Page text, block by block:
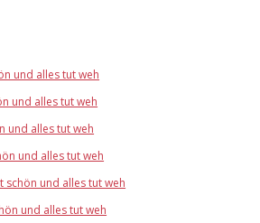
und alles tut weh
und alles tut weh
und alles tut weh
und alles tut weh
schön und alles tut weh
und alles tut weh